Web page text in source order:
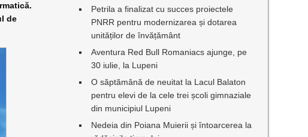
de
Petrila a finalizat cu succes proiectele
PNRR pentru modernizarea și dotarea
unităților de învățământ
Aventura Red Bull Romaniacs ajunge, pe
30 iulie, la Lupeni
O săptămână de neuitat la Lacul Balaton
pentru elevi de la cele trei școli gimnaziale
din municipiul Lupeni
Nedeia din Poiana Muierii și întoarcerea la